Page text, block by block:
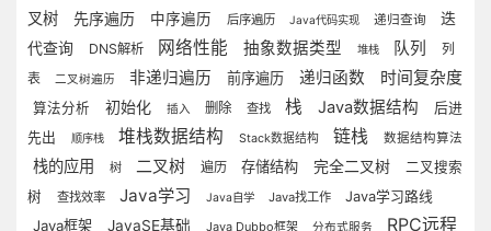
叉树
先序遍历 中序遍历 后序遍历 Java代码实现 递归查询
迭
代查询
DNS解析 网络性能 抽象数据类型 堆栈 队列
列
表
二叉树遍历 非递归遍历 前序遍历 递归函数 时间复杂度
算法分析 初始化 插入 删除 查找 栈 Java数据结构
后进
先出
顺序栈 堆栈数据结构 Stack数据结构 链栈 数据结构算法
栈的应用 树 二叉树 遍历 存储结构 完全二叉树
二叉搜索
树
查找效率 Java学习 Java自学 Java找工作 Java学习路线
Java框架 JavaSE基础 Java Dubbo框架 分布式服务
RPC远程